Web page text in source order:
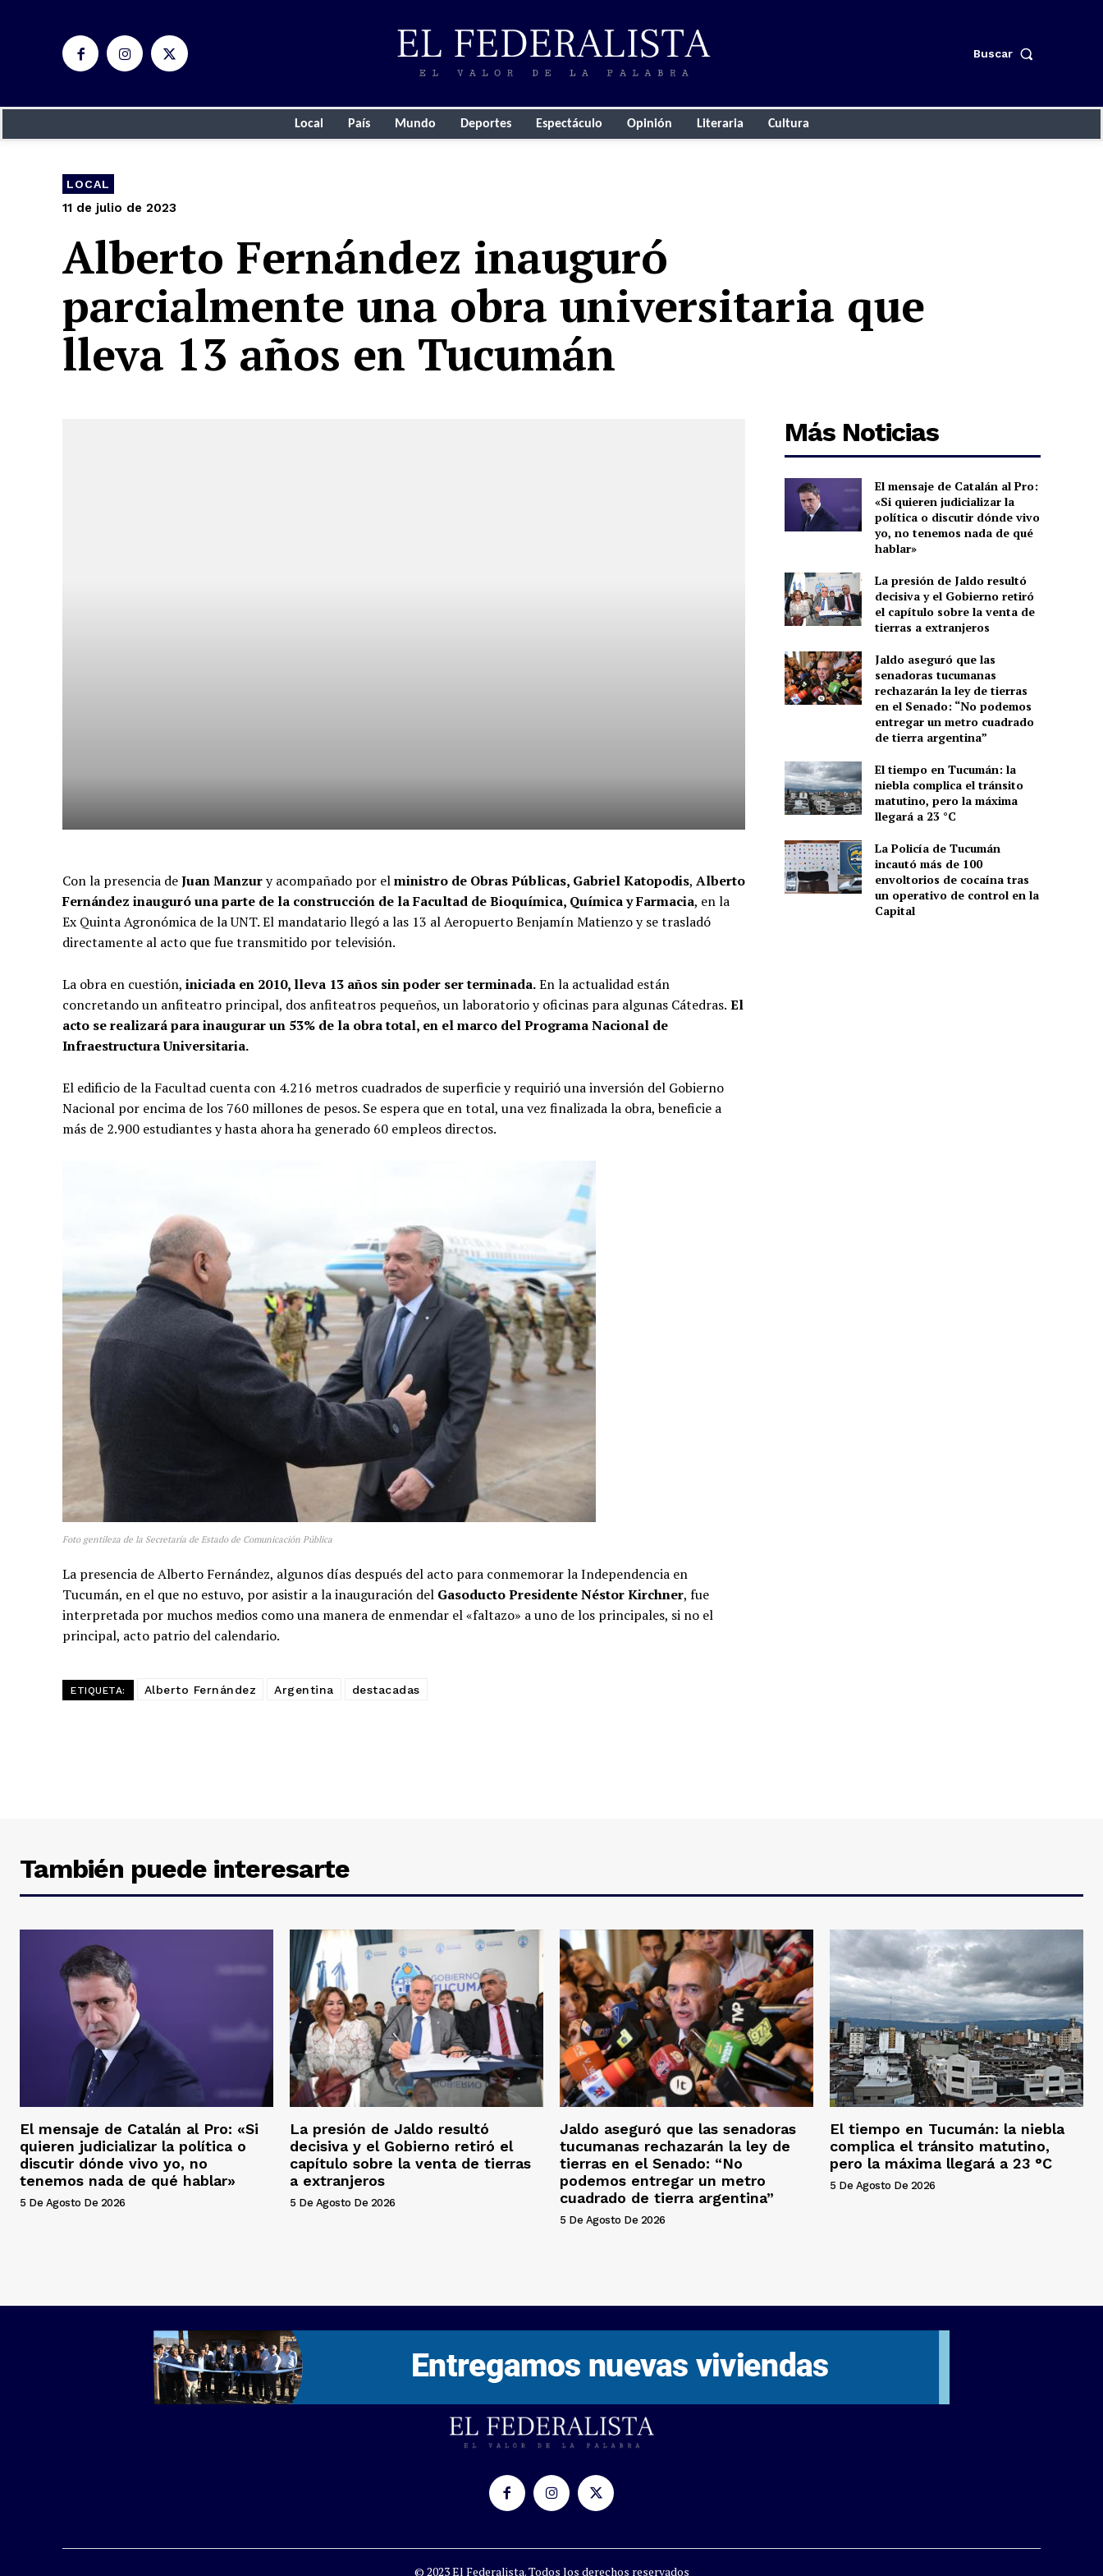
Buscar
Local País Mundo Deportes Espectáculo Opinión Literaria Cultura
LOCAL
11 de julio de 2023
Alberto Fernández inauguró
parcialmente una obra universitaria que
lleva 13 años en Tucumán
Con la presencia deJuan Manzury acompañado por elministro de Obras Públicas, Gabriel Katopodis, Alberto
Fernández inauguró una parte de la construcción de la Facultad de Bioquímica, Química y Farmacia, en la
Ex Quinta Agronómica de la UNT. El mandatario llegó a las 13 al Aeropuerto Benjamín Matienzo y se trasladó
directamente al acto que fue transmitido por televisión.
La obra en cuestión, iniciada en 2010, lleva 13 años sin poder ser terminada.En la actualidad están
concretando un anfiteatro principal, dos anfiteatros pequeños, un laboratorio y oficinas para algunas Cátedras. El
acto se realizará para inaugurar un 53% de la obra total, en el marco del Programa Nacional de
Infraestructura Universitaria.
El edificio de la Facultad cuenta con 4.216 metros cuadrados de superficie y requirió una inversión del Gobierno
Nacional por encima de los 760 millones de pesos. Se espera que en total, una vez finalizada la obra, beneficie a
más de 2.900 estudiantes y hasta ahora ha generado 60 empleos directos.
Foto gentileza de la Secretaría de Estado de Comunicación Pública
La presencia de Alberto Fernández, algunos días después del acto para conmemorar la Independencia en
Tucumán, en el que no estuvo, por asistir a la inauguración del Gasoducto Presidente Néstor Kirchner, fue
interpretada por muchos medios como una manera de enmendar el «faltazo» a uno de los principales, si no el
principal, acto patrio del calendario.
ETIQUETA: Alberto Fernández Argentina destacadas
Más Noticias
El mensaje de Catalán al Pro:
«Si quieren judicializar la
política o discutir dónde vivo
yo, no tenemos nada de qué
hablar»
La presión de Jaldo resultó
decisiva y el Gobierno retiró
el capítulo sobre la venta de
tierras a extranjeros
Jaldo aseguró que las
senadoras tucumanas
rechazarán la ley de tierras
en el Senado: “No podemos
entregar un metro cuadrado
de tierra argentina”
El tiempo en Tucumán: la
niebla complica el tránsito
matutino, pero la máxima
llegará a 23 °C
La Policía de Tucumán
incautó más de 100
envoltorios de cocaína tras
un operativo de control en la
Capital
También puede interesarte
El mensaje de Catalán al Pro: «Si
quieren judicializar la política o
discutir dónde vivo yo, no
tenemos nada de qué hablar»
5 De Agosto De 2026
La presión de Jaldo resultó
decisiva y el Gobierno retiró el
capítulo sobre la venta de tierras
a extranjeros
5 De Agosto De 2026
Jaldo aseguró que las senadoras
tucumanas rechazarán la ley de
tierras en el Senado: “No
podemos entregar un metro
cuadrado de tierra argentina”
5 De Agosto De 2026
El tiempo en Tucumán: la niebla
complica el tránsito matutino,
pero la máxima llegará a 23 °C
5 De Agosto De 2026
© 2023 El Federalista. Todos los derechos reservados